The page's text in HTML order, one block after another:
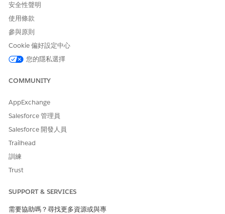
工作人員,請返回 Agentforce Builder 並啟用您的工作人
選取「傳回排列」。
儲存您的變更。
安全性聲明
使用條款
參與原則
Cookie 偏好設定中心
您的隱私選擇
COMMUNITY
AppExchange
Salesforce 管理員
Salesforce 開發人員
Trailhead
訓練
Trust
SUPPORT & SERVICES
需要協助嗎？尋找更多資源或與專